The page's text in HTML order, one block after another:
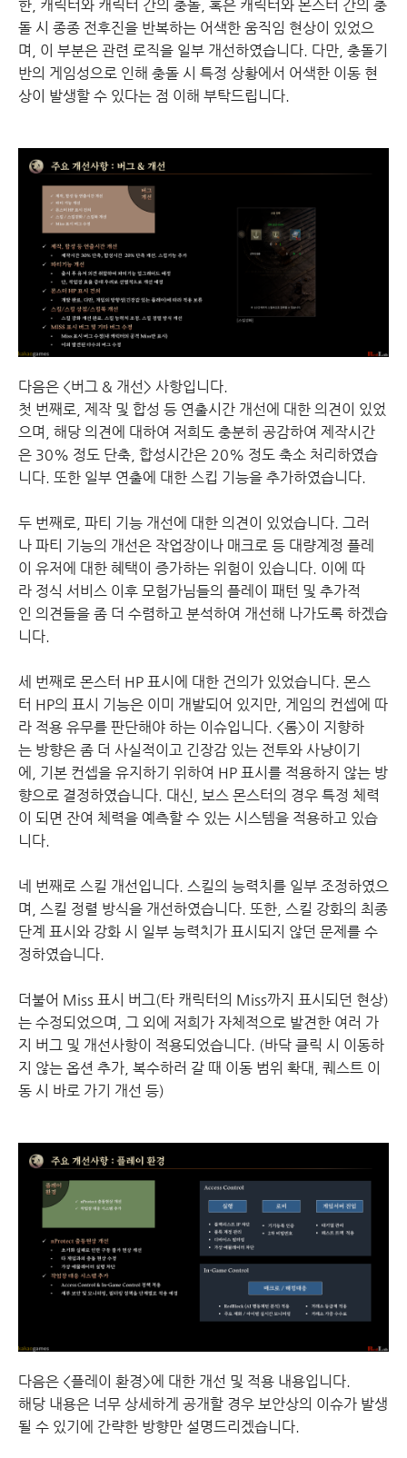
한, 캐릭터와 캐릭터 간의 충돌, 혹은 캐릭터와 몬스터 간의 충
돌 시 종종 전후진을 반복하는 어색한 움직임 현상이 있었으
며, 이 부분은 관련 로직을 일부 개선하였습니다. 다만, 충돌기
반의 게임성으로 인해 충돌 시 특정 상황에서 어색한 이동 현
상이 발생할 수 있다는 점 이해 부탁드립니다.
다음은 <버그 & 개선> 사항입니다.
첫 번째로, 제작 및 합성 등 연출시간 개선에 대한 의견이 있었
으며, 해당 의견에 대하여 저희도 충분히 공감하여 제작시간
은 30% 정도 단축, 합성시간은 20% 정도 축소 처리하였습
니다. 또한 일부 연출에 대한 스킵 기능을 추가하였습니다.
두 번째로, 파티 기능 개선에 대한 의견이 있었습니다. 그러
나 파티 기능의 개선은 작업장이나 매크로 등 대량계정 플레
이 유저에 대한 혜택이 증가하는 위험이 있습니다. 이에 따
라 정식 서비스 이후 모험가님들의 플레이 패턴 및 추가적
인 의견들을 좀 더 수렴하고 분석하여 개선해 나가도록 하겠습
니다.
세 번째로 몬스터 HP 표시에 대한 건의가 있었습니다. 몬스
터 HP의 표시 기능은 이미 개발되어 있지만, 게임의 컨셉에 따
라 적용 유무를 판단해야 하는 이슈입니다. <롬>이 지향하
는 방향은 좀 더 사실적이고 긴장감 있는 전투와 사냥이기
에, 기본 컨셉을 유지하기 위하여 HP 표시를 적용하지 않는 방
향으로 결정하였습니다. 대신, 보스 몬스터의 경우 특정 체력
이 되면 잔여 체력을 예측할 수 있는 시스템을 적용하고 있습
니다.
네 번째로 스킬 개선입니다. 스킬의 능력치를 일부 조정하였으
며, 스킬 정렬 방식을 개선하였습니다. 또한, 스킬 강화의 최종
단계 표시와 강화 시 일부 능력치가 표시되지 않던 문제를 수
정하였습니다.
더불어 Miss 표시 버그(타 캐릭터의 Miss까지 표시되던 현상)
는 수정되었으며, 그 외에 저희가 자체적으로 발견한 여러 가
지 버그 및 개선사항이 적용되었습니다. (바닥 클릭 시 이동하
지 않는 옵션 추가, 복수하러 갈 때 이동 범위 확대, 퀘스트 이
동 시 바로 가기 개선 등)
다음은 <플레이 환경>에 대한 개선 및 적용 내용입니다.
해당 내용은 너무 상세하게 공개할 경우 보안상의 이슈가 발생
될 수 있기에 간략한 방향만 설명드리겠습니다.